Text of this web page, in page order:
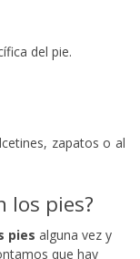
del pie.
zapatos o al
los pies?
pies alguna vez y
que hay